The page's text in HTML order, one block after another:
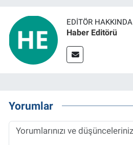
EDITÖR HAKKINDA
Haber Editörü
Yorumlar